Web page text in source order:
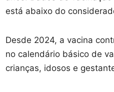
está abaixo do
Desde 2024, a vacina
no calendário básico de
crianças, idosos e